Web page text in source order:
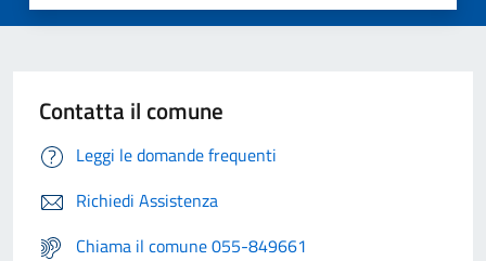
Contatta il comune
Leggi le domande frequenti
Richiedi Assistenza
Chiama il comune 055-849661